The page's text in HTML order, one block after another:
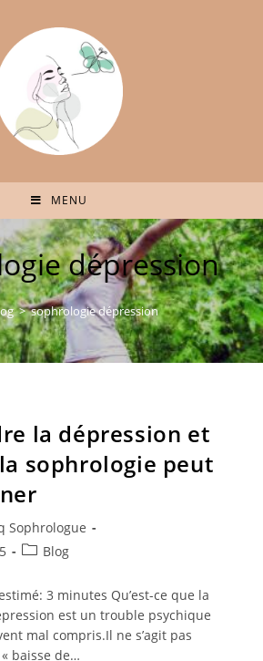
MENU
dépression
> sophrologie dépression
la dépression et
sophrologie peut
Sophrologue
Blog
3 minutes Qu’est-ce que la
est un trouble psychique
mal compris.Il ne s’agit pas
baisse de…